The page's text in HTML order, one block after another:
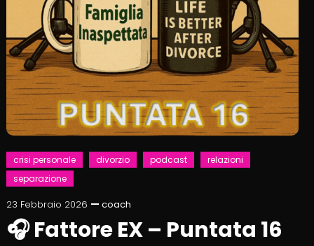
crisi personale divorzio podcast
relazioni
separazione
23 Febbraio 2026 coach
🎧 Fattore EX – Puntata 16